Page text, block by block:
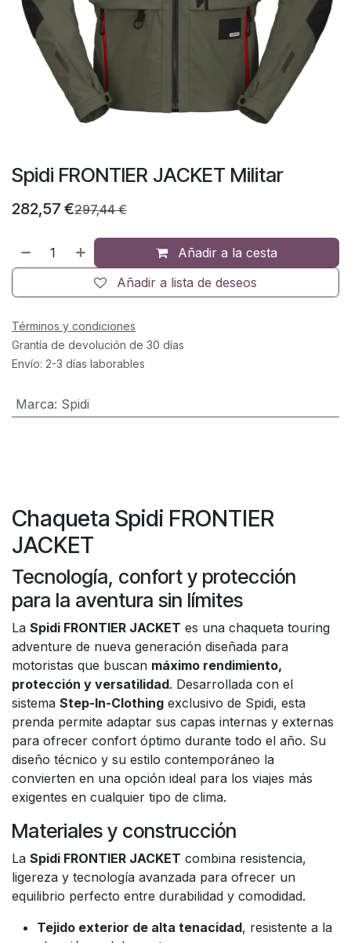
Spidi FRONTIER JACKET Militar
282,57 €297,44€
Añadir a la cesta
Añadir a lista de deseos
Términos y condiciones
Grantía de devolución de 30 días
Envío: 2-3 días laborables
Marca: Spidi
Chaqueta Spidi FRONTIER
JACKET
Tecnología, confort y protección
para la aventura sin límites
La Spidi FRONTIER JACKET es una chaqueta touring
adventure de nueva generación diseñada para
motoristas que buscan máximo rendimiento,
protección y versatilidad. Desarrollada con el
sistema Step-In-Clothing exclusivo de Spidi, esta
prenda permite adaptar sus capas internas y externas
para ofrecer confort óptimo durante todo el año. Su
diseño técnico y su estilo contemporáneo la
convierten en una opción ideal para los viajes más
exigentes en cualquier tipo de clima.
Materiales y construcción
La Spidi FRONTIER JACKET combina resistencia,
ligereza y tecnología avanzada para ofrecer un
equilibrio perfecto entre durabilidad y comodidad.
Tejido exterior de alta tenacidad, resistente a la